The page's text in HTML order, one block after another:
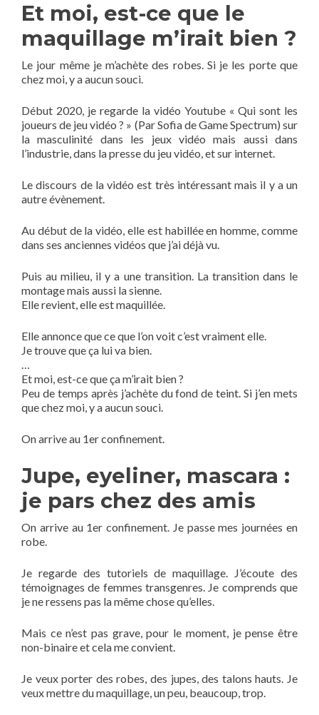
Et moi, est-ce que le
maquillage m’irait bien ?
Le jour même je m’achète des robes. Si je les porte que
chez moi, y a aucun souci.
Début 2020, je regarde la vidéo Youtube « Qui sont les
joueurs de jeu vidéo ? » (Par Sofia de Game Spectrum) sur
la masculinité dans les jeux vidéo mais aussi dans
l’industrie, dans la presse du jeu vidéo, et sur internet.
Le discours de la vidéo est très intéressant mais il y a un
autre évènement.
Au début de la vidéo, elle est habillée en homme, comme
dans ses anciennes vidéos que j’ai déjà vu.
Puis au milieu, il y a une transition. La transition dans le
montage mais aussi la sienne.
Elle revient, elle est maquillée.
Elle annonce que ce que l’on voit c’est vraiment elle.
Je trouve que ça lui va bien.
…
Et moi, est-ce que ça m’irait bien ?
Peu de temps après j’achète du fond de teint. Si j’en mets
que chez moi, y a aucun souci.
On arrive au 1er confinement.
Jupe, eyeliner, mascara :
je pars chez des amis
On arrive au 1er confinement. Je passe mes journées en
robe.
Je regarde des tutoriels de maquillage. J’écoute des
témoignages de femmes transgenres. Je comprends que
je ne ressens pas la même chose qu’elles.
Mais ce n’est pas grave, pour le moment, je pense être
non-binaire et cela me convient.
Je veux porter des robes, des jupes, des talons hauts. Je
veux mettre du maquillage, un peu, beaucoup, trop.